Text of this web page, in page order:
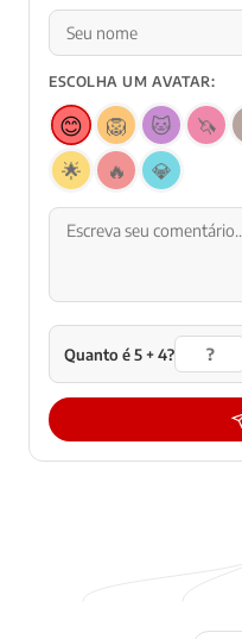
ESCOLHA UM AVATAR:
😊 🦁 🐱 🦄
🌟
🔥 💎
Quanto é 5 + 4?